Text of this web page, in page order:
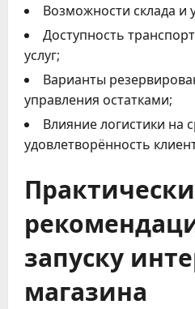
Возможности склада и
Доступность
услуг;
Варианты
управления остатками;
Влияние логистики на
удовлетворённость
запуску
магазина